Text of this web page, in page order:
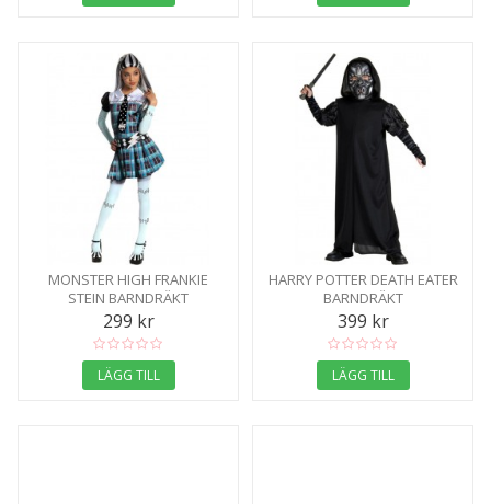
MONSTER HIGH FRANKIE
STEIN BARNDRÄKT
299 kr
LÄGG TILL
HARRY POTTER DEATH EATER
BARNDRÄKT
399 kr
LÄGG TILL